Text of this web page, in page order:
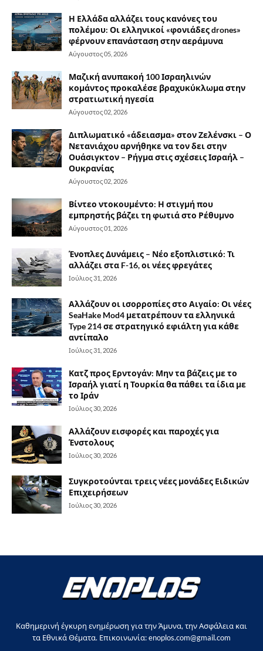
Η Ελλάδα αλλάζει τους κανόνες του
πολέμου: Οι ελληνικοί «φονιάδες drones»
φέρνουν επανάσταση στην αεράμυνα
Αύγουστος 05, 2026
Μαζική ανυπακοή 100 Ισραηλινών
κομάντος προκαλέσε βραχυκύκλωμα στην
στρατιωτική ηγεσία
Αύγουστος 02, 2026
Διπλωματικό «άδειασμα» στον Ζελένσκι – Ο
Νετανιάχου αρνήθηκε να τον δει στην
Ουάσιγκτον – Ρήγμα στις σχέσεις Ισραήλ –
Ουκρανίας
Αύγουστος 02, 2026
Βίντεο ντοκουμέντο: Η στιγμή που
εμπρηστής βάζει τη φωτιά στο Ρέθυμνο
Αύγουστος 01, 2026
Ένοπλες Δυνάμεις – Νέο εξοπλιστικό: Τι
αλλάζει στα F-16, οι νέες φρεγάτες
Ιούλιος 31, 2026
Αλλάζουν οι ισορροπίες στο Αιγαίο: Οι νέες
SeaHake Mod4 μετατρέπουν τα ελληνικά
Type 214 σε στρατηγικό εφιάλτη για κάθε
αντίπαλο
Ιούλιος 31, 2026
Κατζ προς Ερντογάν: Μην τα βάζεις με το
Ισραήλ γιατί η Τουρκία θα πάθει τα ίδια με
το Ιράν
Ιούλιος 30, 2026
Αλλάζουν εισφορές και παροχές για
Ένστολους
Ιούλιος 30, 2026
Συγκροτούνται τρεις νέες μονάδες Ειδικών
Επιχειρήσεων
Ιούλιος 30, 2026
Καθημερινή έγκυρη ενημέρωση για την Άμυνα, την Ασφάλεια και
τα Εθνικά Θέματα. Επικοινωνία: enoplos.com@gmail.com